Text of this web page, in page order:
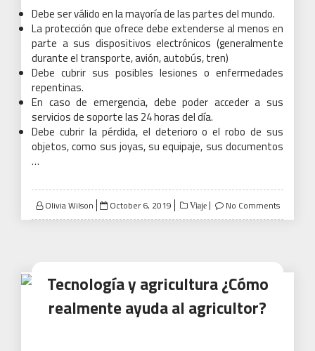
Debe ser válido en la mayoría de las partes del mundo.
La protección que ofrece debe extenderse al menos en
parte a sus dispositivos electrónicos (generalmente
durante el transporte, avión, autobús, tren)
Debe cubrir sus posibles lesiones o enfermedades
repentinas.
En caso de emergencia, debe poder acceder a sus
servicios de soporte las 24 horas del día.
Debe cubrir la pérdida, el deterioro o el robo de sus
objetos, como sus joyas, su equipaje, sus documentos
…
Olivia Wilson
Posted
on
October 6, 2019 Viaje No Comments
Tecnología y agricultura ¿Cómo
realmente ayuda al agricultor?